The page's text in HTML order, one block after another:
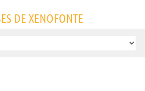
DE XENOFONTE